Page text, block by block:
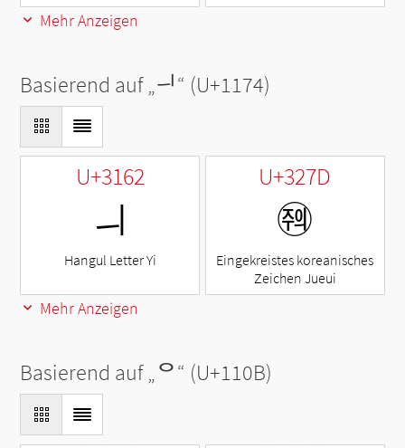
Mehr Anzeigen
Basierend auf „ᅴ“ (U+1174)
U+3162
ㅢ
Hangul Letter Yi
U+327D
㉽
Eingekreistes koreanisches
Zeichen Jueui
Mehr Anzeigen
Basierend auf „ᄋ“ (U+110B)